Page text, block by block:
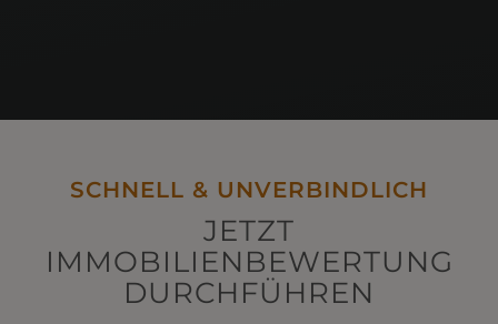
SCHNELL & UNVERBINDLICH
JETZT
IMMOBILIENBEWERTUNG
DURCHFÜHREN